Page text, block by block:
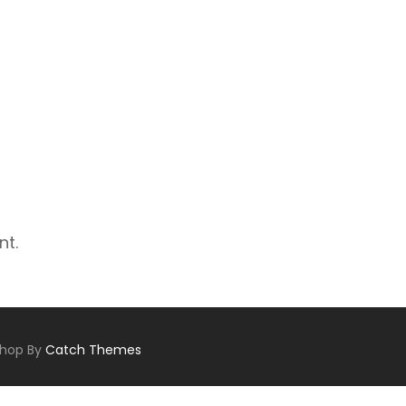
By Catch Themes